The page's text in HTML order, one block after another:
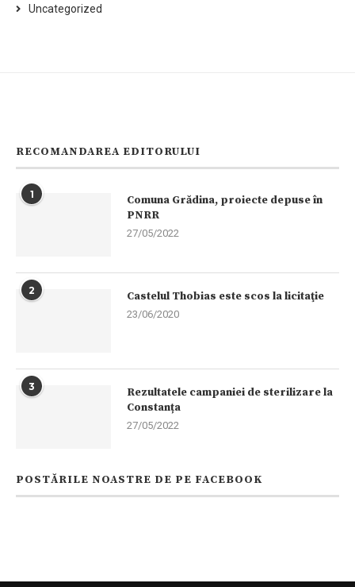
Uncategorized
RECOMANDAREA EDITORULUI
1
Comuna Grădina, proiecte depuse în
PNRR
27/05/2022
2 Castelul Thobias este scos la licitaţie
23/06/2020
3
Rezultatele campaniei de sterilizare la
Constanța
27/05/2022
POSTĂRILE NOASTRE DE PE FACEBOOK